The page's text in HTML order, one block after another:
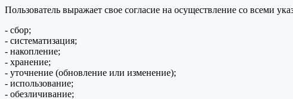
Пользователь выражает свое согласие на осуществление со всеми
- сбор;
- систематизация;
- накопление;
- хранение;
- уточнение (обновление или изменение);
- использование;
- обезличивание;